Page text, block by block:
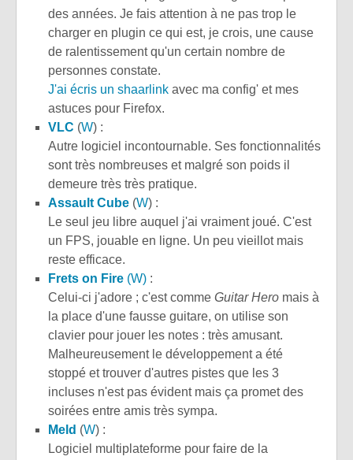
des années. Je fais attention à ne pas trop le
charger en plugin ce qui est, je crois, une cause
de ralentissement qu'un certain nombre de
personnes constate.
J'ai écris un shaarlink avec ma config' et mes
astuces pour Firefox.
VLC (W) :
Autre logiciel incontournable. Ses fonctionnalités
sont très nombreuses et malgré son poids il
demeure très très pratique.
Assault Cube (W) :
Le seul jeu libre auquel j'ai vraiment joué. C'est
un FPS, jouable en ligne. Un peu vieillot mais
reste efficace.
Frets on Fire (W) :
Celui-ci j'adore ; c'est comme Guitar Hero mais à
la place d'une fausse guitare, on utilise son
clavier pour jouer les notes : très amusant.
Malheureusement le développement a été
stoppé et trouver d'autres pistes que les 3
incluses n'est pas évident mais ça promet des
soirées entre amis très sympa.
Meld (W) :
Logiciel multiplateforme pour faire de la